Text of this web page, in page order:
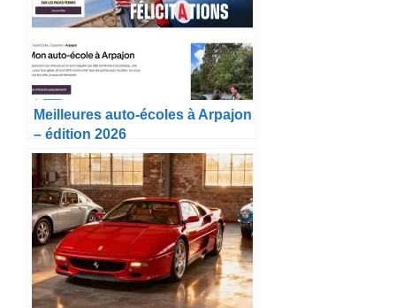
Meilleures auto-écoles à Arpajon
– édition 2026